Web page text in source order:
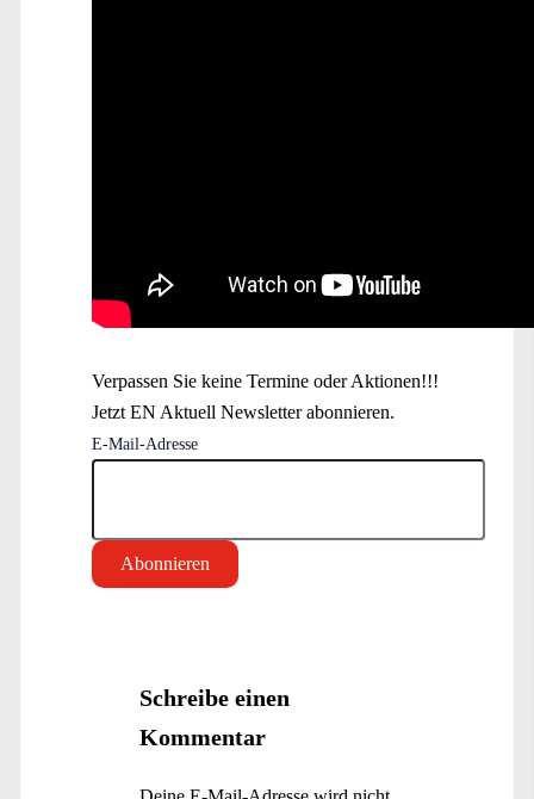
Verpassen Sie keine Termine oder Aktionen!!!
Jetzt EN Aktuell Newsletter abonnieren.
E-Mail-Adresse
Schreibe einen
Kommentar